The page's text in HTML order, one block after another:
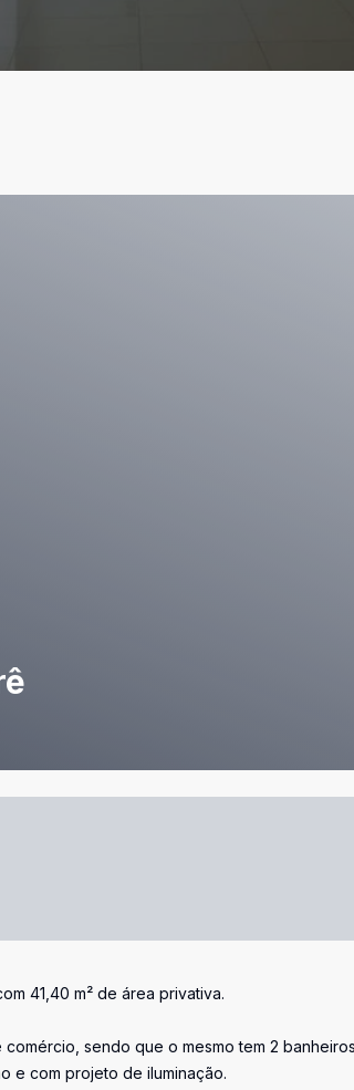
41,40 m² de área privativa.
sendo que o mesmo tem 2
e com projeto de iluminação.